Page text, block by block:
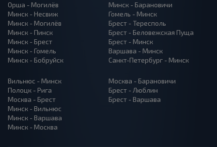
Орша - Могилёв
Минск - Несвиж
Минск - Могилёв
Минск - Пинск
Минск - Брест
Минск - Гомель
Минск - Бобруйск
Минск - Барановичи
Гомель - Минск
Брест - Тересполь
Брест - Беловежская Пуща
Брест - Минск
Варшава - Минск
Санкт-Петербург - Минск
Вильнюс - Минск
Полоцк - Рига
Москва - Брест
Минск - Вильнюс
Минск - Варшава
Минск - Москва
Москва - Барановичи
Брест - Люблин
Брест - Варшава